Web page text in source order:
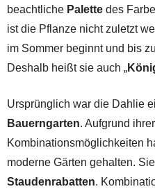
beachtliche Palette des
ist die Pflanze nicht zuletzt
im Sommer beginnt und bis
Deshalb heißt sie auch „
Ursprünglich war die Dahlie
Bauerngarten. Aufgrund
Kombinationsmöglichkeiten
moderne Gärten gehalten.
Staudenrabatten.